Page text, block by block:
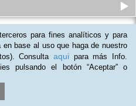
Marketing en Redes Sociales e
de Negocio Electrónico
Plazas limitadas
69€69
para fines analíticos y para
base al uso que haga de nuestro
Consulta aqui para más Info.
pulsando el botón “Aceptar” o